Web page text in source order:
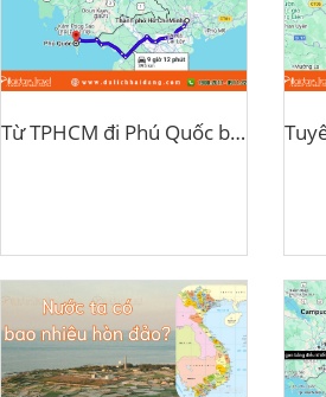
Từ TPHCM đi Phú Quốc bao nhiêu km